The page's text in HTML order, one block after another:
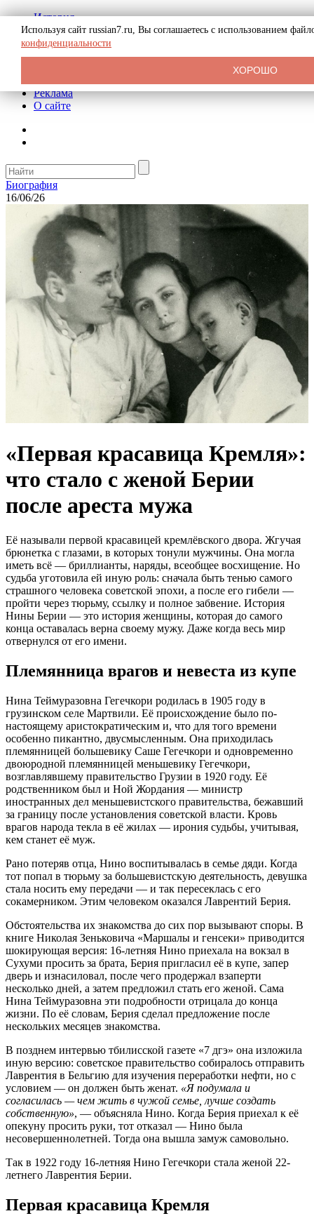
История
Биография
Криминал
СССР
Реклама
О сайте
Биография
16/06/26
«Первая красавица Кремля»:
что стало с женой Берии
после ареста мужа
Её называли первой красавицей кремлёвского двора. Жгучая
брюнетка с глазами, в которых тонули мужчины. Она могла
иметь всё — бриллианты, наряды, всеобщее восхищение. Но
судьба уготовила ей иную роль: сначала быть тенью самого
страшного человека советской эпохи, а после его гибели —
пройти через тюрьму, ссылку и полное забвение. История
Нины Берии — это история женщины, которая до самого
конца оставалась верна своему мужу. Даже когда весь мир
отвернулся от его имени.
Племянница врагов и невеста из купе
Нина Теймуразовна Гегечкори родилась в 1905 году в
грузинском селе Мартвили. Её происхождение было по-
настоящему аристократическим и, что для того времени
особенно пикантно, двусмысленным. Она приходилась
племянницей большевику Саше Гегечкори и одновременно
двоюродной племянницей меньшевику Гегечкори,
возглавлявшему правительство Грузии в 1920 году. Её
родственником был и Ной Жордания — министр
иностранных дел меньшевистского правительства, бежавший
за границу после установления советской власти. Кровь
врагов народа текла в её жилах — ирония судьбы, учитывая,
кем станет её муж.
Рано потеряв отца, Нино воспитывалась в семье дяди. Когда
тот попал в тюрьму за большевистскую деятельность, девушка
стала носить ему передачи — и так пересеклась с его
сокамерником. Этим человеком оказался Лаврентий Берия.
Обстоятельства их знакомства до сих пор вызывают споры. В
книге Николая Зеньковича «Маршалы и генсеки» приводится
шокирующая версия: 16-летняя Нино приехала на вокзал в
Сухуми просить за брата, Берия пригласил её в купе, запер
дверь и изнасиловал, после чего продержал взаперти
несколько дней, а затем предложил стать его женой. Сама
Нина Теймуразовна эти подробности отрицала до конца
жизни. По её словам, Берия сделал предложение после
нескольких месяцев знакомства.
В позднем интервью тбилисской газете «7 дгэ» она изложила
иную версию: советское правительство собиралось отправить
Лаврентия в Бельгию для изучения переработки нефти, но с
условием — он должен быть женат. «Я подумала и
согласилась — чем жить в чужой семье, лучше создать
собственную», — объясняла Нино. Когда Берия приехал к её
опекуну просить руки, тот отказал — Нино была
несовершеннолетней. Тогда она вышла замуж самовольно.
Так в 1922 году 16-летняя Нино Гегечкори стала женой 22-
летнего Лаврентия Берии.
Первая красавица Кремля
Используя сайт russian7.ru, Вы соглашаетесь с использованием
конфиденциальности
ХОРОШО